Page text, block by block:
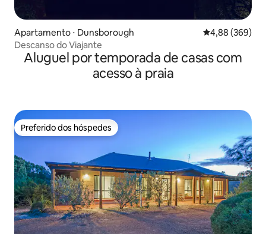
Apartamento ⋅ Dunsborough 4,88 de uma
4,88 (369)
Descanso do Viajante
Aluguel por temporada de casas com
acesso à praia
Preferido dos hóspedes
Preferido dos hóspedes